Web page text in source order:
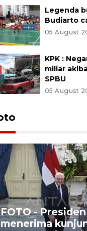
Legenda
Budiarto
05 August
KPK :
miliar
SPBU
05 August
FOTO -
menerima